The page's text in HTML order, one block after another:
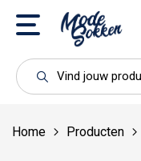
Home Producten